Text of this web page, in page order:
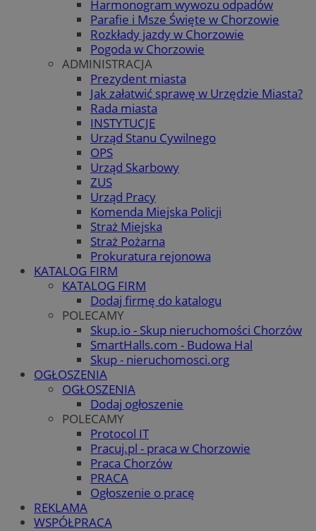
Harmonogram wywozu odpadów
Parafie i Msze Święte w Chorzowie
Rozkłady jazdy w Chorzowie
Pogoda w Chorzowie
ADMINISTRACJA
Prezydent miasta
Jak załatwić sprawę w Urzędzie Miasta?
Rada miasta
INSTYTUCJE
Urząd Stanu Cywilnego
OPS
Urząd Skarbowy
ZUS
Urząd Pracy
Komenda Miejska Policji
Straż Miejska
Straż Pożarna
Prokuratura rejonowa
KATALOG FIRM
KATALOG FIRM
Dodaj firmę do katalogu
POLECAMY
Skup.io - Skup nieruchomości Chorzów
SmartHalls.com - Budowa Hal
Skup - nieruchomosci.org
OGŁOSZENIA
OGŁOSZENIA
Dodaj ogłoszenie
POLECAMY
Protocol IT
Pracuj.pl - praca w Chorzowie
Praca Chorzów
PRACA
Ogłoszenie o pracę
REKLAMA
WSPÓŁPRACA